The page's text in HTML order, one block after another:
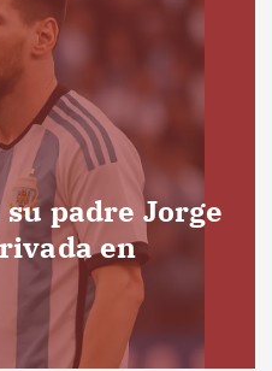
padre Jorge
en